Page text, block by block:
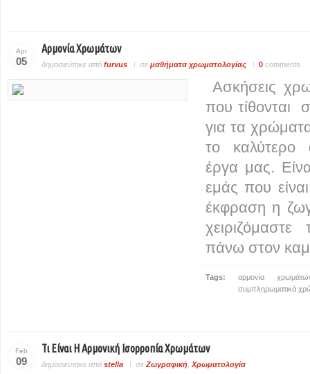
Apr
05
Αρμονία Χρωμάτων
δημοσιεύτηκε από furvus σε μαθήματα χρωματολογίας 0 comments
Ασκήσεις
που τίθονται
για τα
το καλύτερο
έργα μας.
εμάς που
έκφραση η
πάνω στον
Tags:
αρμονία
συμπληρωματικά
Feb
09
Τι Είναι Η Αρμονική Ισορροπία Χρωμάτων
δημοσιεύτηκε από stella σε Ζωγραφική Χρωματολογία